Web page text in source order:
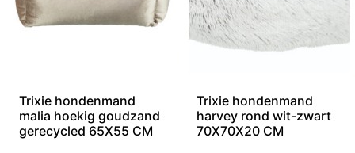
Trixie hondenmand
malia hoekig goudzand
gerecycled 65X55 CM
Trixie hondenmand
harvey rond wit-zwart
70X70X20 CM